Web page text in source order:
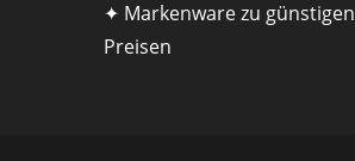
✦ Markenware zu günstigen
Preisen